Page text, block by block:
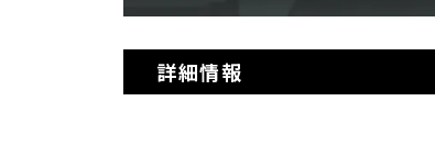
詳細情報